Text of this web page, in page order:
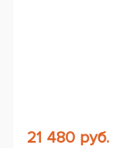
21 480 руб.